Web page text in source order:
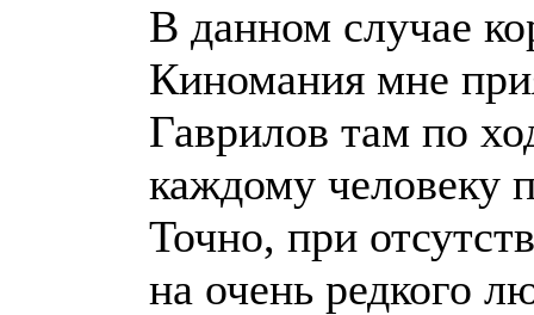
В данном случае
Киномания мне
Гаврилов там по
каждому человеку
Точно, при
на очень редкого